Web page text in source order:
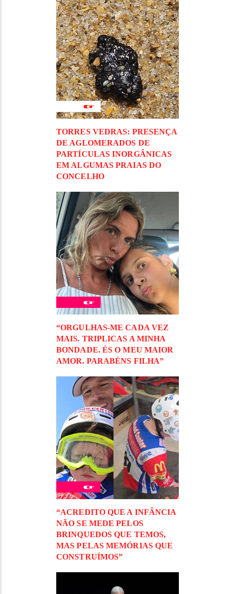
TORRES VEDRAS: PRESENÇA
DE AGLOMERADOS DE
PARTÍCULAS INORGÂNICAS
EM ALGUMAS PRAIAS DO
CONCELHO
“ORGULHAS-ME CADA VEZ
MAIS. TRIPLICAS A MINHA
BONDADE. ÉS O MEU MAIOR
AMOR. PARABÉNS FILHA”
“ACREDITO QUE A INFÂNCIA
NÃO SE MEDE PELOS
BRINQUEDOS QUE TEMOS,
MAS PELAS MEMÓRIAS QUE
CONSTRUÍMOS”